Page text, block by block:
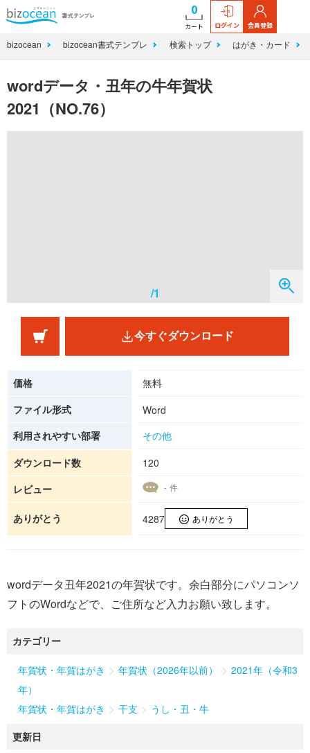
0
カート ログイン 会員登録
bizocean bizocean書式テンプレ 検索トップ はがき・カード
wordデータ・丑年の牛年賀状
2021（NO.76）
/1
今すぐダウンロード
価格
無料
ファイル形式
Word
利用されやすい部署
その他
ダウンロード数
120
レビュー
- 件
ありがとう 4287 ありがとう
wordデータ丑年2021の年賀状です。余白部分にパソコンソ
フトのWordなどで、ご住所など入力お願い致します。
カテゴリー
年賀状・年賀はがき > 年賀状（2026年以前） > 2021年（令和3
年）
年賀状・年賀はがき > 干支 > うし・丑・牛
更新日